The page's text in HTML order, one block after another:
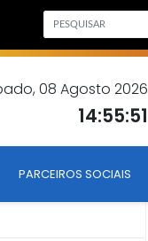
08 Agosto 2026
14:55:52
PARCEIROS SOCIAIS